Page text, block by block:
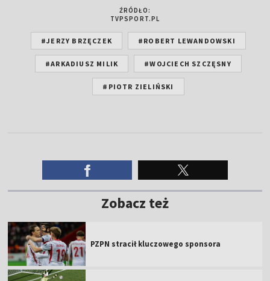
ŹRÓDŁO:
TVPSPORT.PL
#JERZY BRZĘCZEK #ROBERT LEWANDOWSKI
#ARKADIUSZ MILIK #WOJCIECH SZCZĘSNY
#PIOTR ZIELIŃSKI
Zobacz też
PZPN stracił kluczowego sponsora